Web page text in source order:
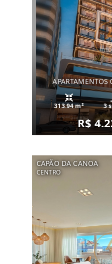
313.94 m² 3
R$
CAPÃO DA CANOA
CENTRO